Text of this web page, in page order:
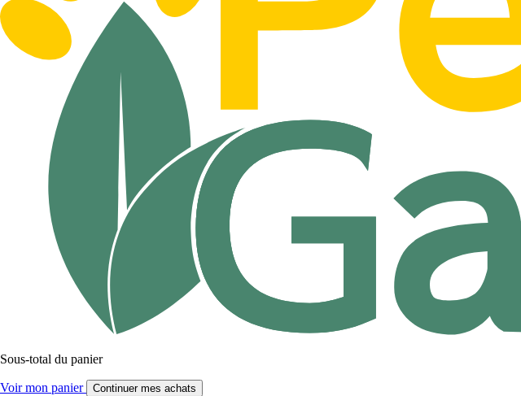
Sous-total du panier
Voir mon panier Continuer mes achats